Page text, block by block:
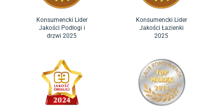
Konsumencki Lider
Jakości Podłogi i
drzwi 2025
Konsumencki Lider
Jakości Łazienki
2025